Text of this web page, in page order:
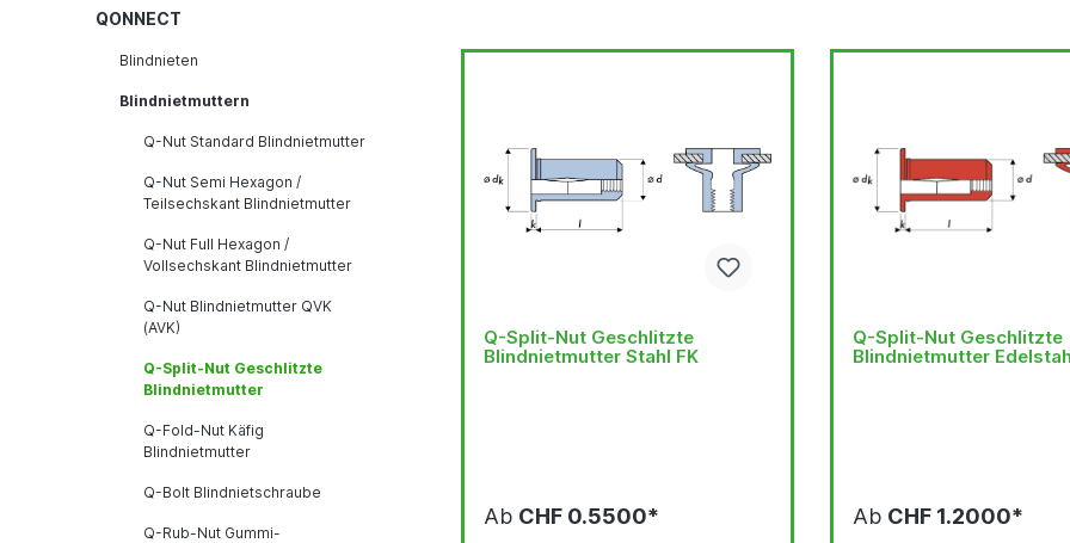
QONNECT
Blindnieten
Blindnietmuttern
Q-Nut Standard Blindnietmutter
Q-Nut Semi Hexagon /
Teilsechskant Blindnietmutter
Q-Nut Full Hexagon /
Vollsechskant Blindnietmutter
Q-Nut Blindnietmutter QVK
(AVK)
Q-Split-Nut Geschlitzte
Blindnietmutter
Q-Fold-Nut Käfig
Blindnietmutter
Q-Bolt Blindnietschraube
Q-Rub-Nut Gummi-
Q-Split-Nut Geschlitzte
Blindnietmutter Stahl FK
Ab CHF 0.5500*
Q-Split-Nut Geschlitzte
Blindnietmutter
Ab CHF 1.2000*